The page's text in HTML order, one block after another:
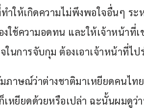
ให้เกิดความไม่พึงพอใจอื่นๆ ระ
งใช้ความอดทน และให้เจ้าหน้าที่
นการจับกุม ต้องเอาเจ้าหน้าที่ไป
ภาษณ์ว่าต่างชาติมาเหยียดคนไท
เหยียดด้วยหรือเปล่า ฉะนั้นผมดูว่